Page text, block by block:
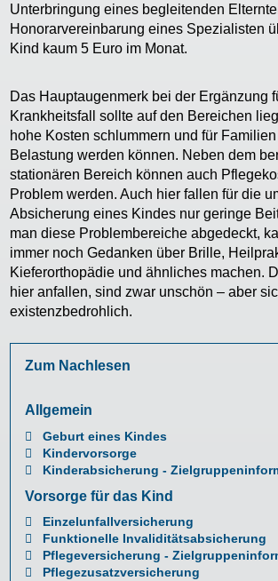
Unterbringung eines begleitenden
Honorarvereinbarung eines Spezialisten
Kind kaum 5 Euro im Monat.
Das Hauptaugenmerk bei der Ergänzung
Krankheitsfall sollte auf den Bereichen
hohe Kosten schlummern und für
Belastung werden können. Neben dem
stationären Bereich können auch
Problem werden. Auch hier fallen für die
Absicherung eines Kindes nur geringe
man diese Problembereiche abgedeckt,
immer noch Gedanken über Brille,
Kieferorthopädie und ähnliches machen.
hier anfallen, sind zwar unschön – aber
existenzbedrohlich.
Zum Nachlesen
Allgemein
Geburt eines Kindes
Kindervorsorge
Kinderabsicherung -
Vorsorge für das Kind
Einzelunfallversicherung
Funktionelle Invaliditätsabsicherung
Pflegeversicherung -
Pflegezusatzversicherung